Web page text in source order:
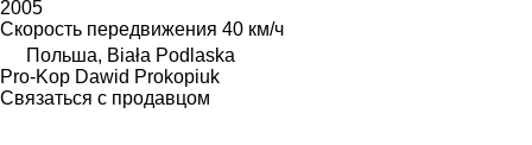
2005
Скорость передвижения 40 км/ч
Польша, Biała Podlaska
Pro-Kop Dawid Prokopiuk
Связаться с продавцом